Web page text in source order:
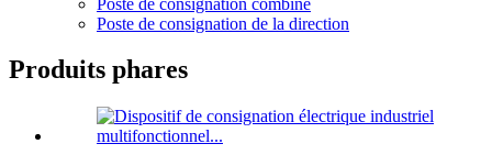
Poste de consignation de la direction
Produits phares